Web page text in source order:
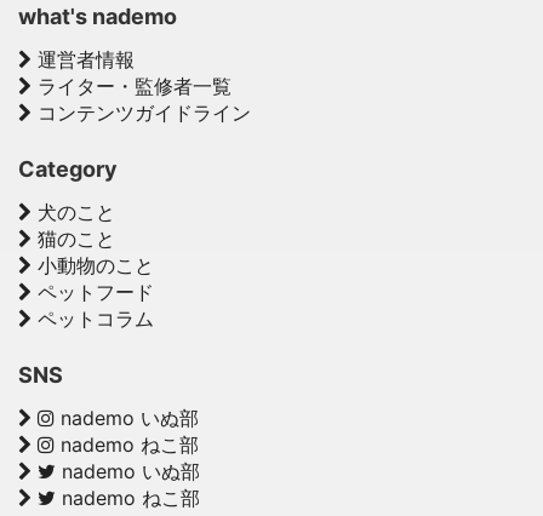
what's nademo
運営者情報
ライター・監修者一覧
コンテンツガイドライン
Category
犬のこと
猫のこと
小動物のこと
ペットフード
ペットコラム
SNS
nademo いぬ部
nademo ねこ部
nademo いぬ部
nademo ねこ部